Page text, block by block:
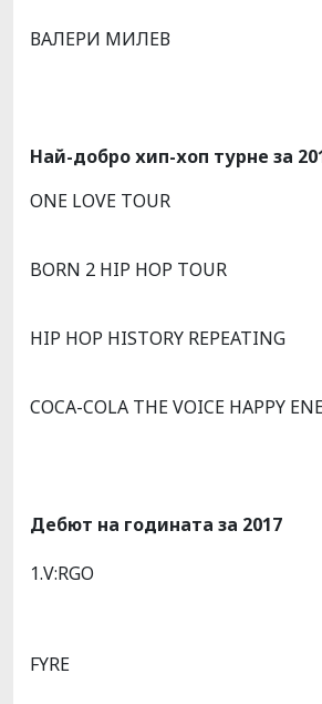
ВАЛЕРИ МИЛЕВ
Най-добро хип-хоп турне за
ONE LOVE TOUR
BORN 2 HIP HOP TOUR
HIP HOP HISTORY REPEATING
COCA-COLA THE VOICE HAPPY
Дебют на годината за 2017
1.V:RGO
FYRE